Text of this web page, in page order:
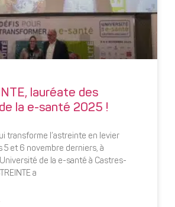
lauréate des
la e-santé 2025 !
transforme l’astreinte en levier
5 et 6 novembre derniers, à
de la e-santé à Castres-
a